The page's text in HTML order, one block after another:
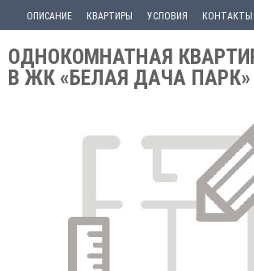
ОПИСАНИЕ КВАРТИРЫ УСЛОВИЯ КОНТАКТЫ
ОДНОКОМНАТНАЯ
В ЖК «БЕЛАЯ ДАЧА ПАРК»